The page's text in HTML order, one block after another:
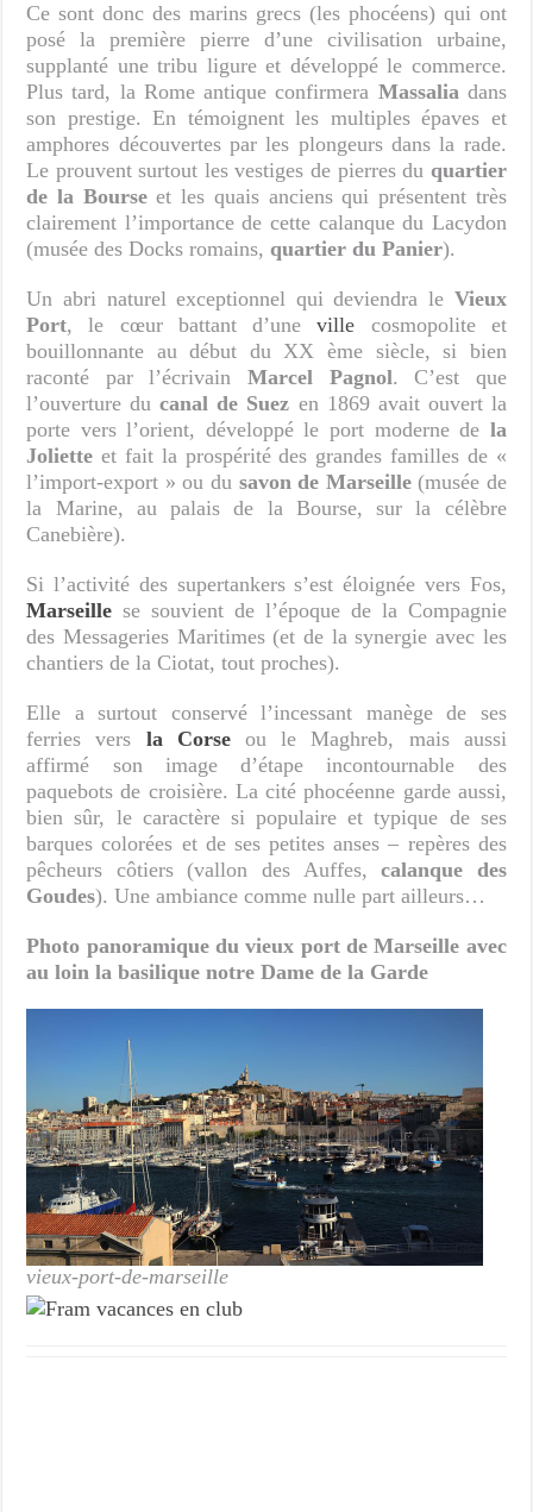
Ce sont donc des marins grecs (les phocéens) qui ont
posé la première pierre d’une civilisation urbaine,
supplanté une tribu ligure et développé le commerce.
Plus tard, la Rome antique confirmera Massaliadans
son prestige. En témoignent les multiples épaves et
amphores découvertes par les plongeurs dans la rade.
Le prouvent surtout les vestiges de pierres du quartier
de la Bourseet les quais anciens qui présentent très
clairement l’importance de cette calanque du Lacydon
(musée des Docks romains,quartier du Panier).
Un abri naturel exceptionnel qui deviendra le Vieux
Port, le cœur battant d’une ville cosmopolite et
bouillonnante au début du XX ème siècle, si bien
raconté par l’écrivain Marcel Pagnol. C’est que
l’ouverture ducanal de Suez en 1869 avait ouvert la
porte vers l’orient, développé le port moderne de la
Joliette et fait la prospérité des grandes familles de «
l’import-export » ou du savon de Marseille(musée de
la Marine, au palais de la Bourse, sur la célèbre
Canebière).
Si l’activité des supertankers s’est éloignée vers Fos,
Marseille se souvient de l’époque de la Compagnie
des Messageries Maritimes (et de la synergie avec les
chantiers de la Ciotat, tout proches).
Elle a surtout conservé l’incessant manège de ses
ferries vers la Corseou le Maghreb, mais aussi
affirmé son image d’étape incontournable des
paquebots de croisière. La cité phocéenne garde aussi,
bien sûr, le caractère si populaire et typique de ses
barques colorées et de ses petites anses – repères des
pêcheurs côtiers (vallon des Auffes,calanque des
Goudes). Une ambiance comme nulle part ailleurs…
Photo panoramique du vieux port de Marseille avec
au loin la basilique notre Dame de la Garde
vieux-port-de-marseille